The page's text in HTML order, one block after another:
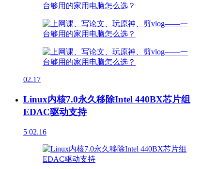
02.17
Linux内核7.0永久移除Intel 440BX芯片组
EDAC驱动支持
5 02.16